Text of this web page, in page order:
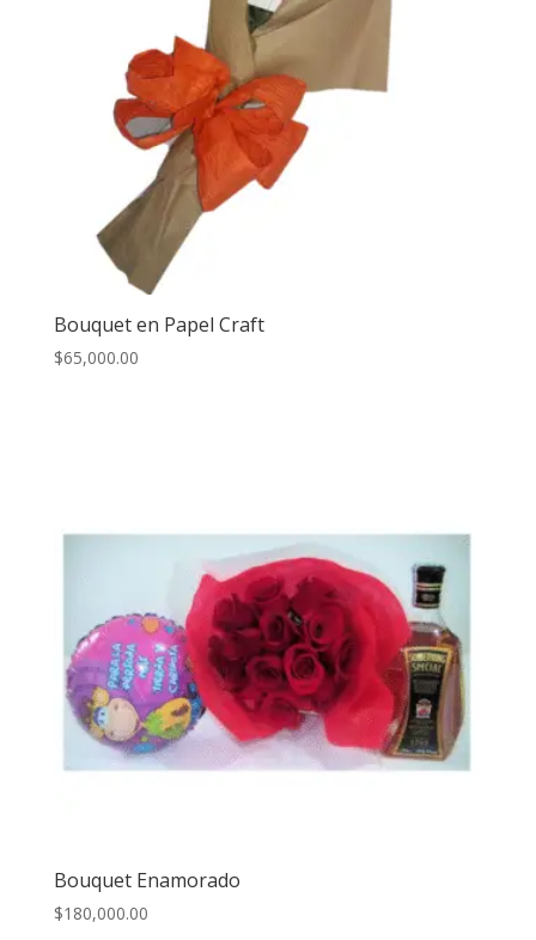
Bouquet en Papel Craft
$65,000.00
Bouquet Enamorado
$180,000.00